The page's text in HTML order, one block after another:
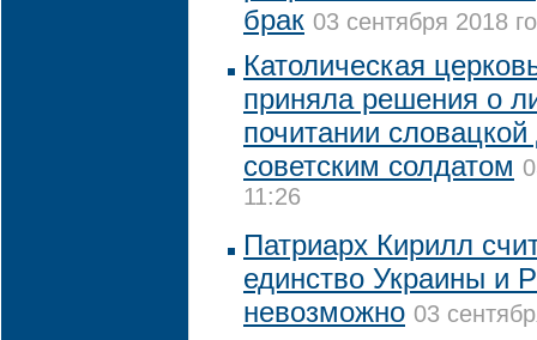
брак 03 сентября 2018
Католическая
приняла решения о
почитании
советским солдатом
11:26
Патриарх Кирилл
единство Украины и
невозможно 03